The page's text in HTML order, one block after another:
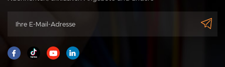
Rabattinformationen zu erhalten